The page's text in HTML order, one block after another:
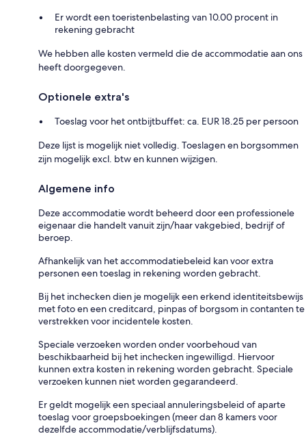
Er wordt een toeristenbelasting van 10.00 procent in
rekening gebracht
We hebben alle kosten vermeld die de accommodatie aan ons
heeft doorgegeven.
Optionele extra's
Toeslag voor het ontbijtbuffet: ca. EUR 18.25 per persoon
Deze lijst is mogelijk niet volledig. Toeslagen en borgsommen
zijn mogelijk excl. btw en kunnen wijzigen.
Algemene info
Deze accommodatie wordt beheerd door een professionele
eigenaar die handelt vanuit zijn/haar vakgebied, bedrijf of
beroep.
Afhankelijk van het accommodatiebeleid kan voor extra
personen een toeslag in rekening worden gebracht.
Bij het inchecken dien je mogelijk een erkend identiteitsbewijs
met foto en een creditcard, pinpas of borgsom in contanten te
verstrekken voor incidentele kosten.
Speciale verzoeken worden onder voorbehoud van
beschikbaarheid bij het inchecken ingewilligd. Hiervoor
kunnen extra kosten in rekening worden gebracht. Speciale
verzoeken kunnen niet worden gegarandeerd.
Er geldt mogelijk een speciaal annuleringsbeleid of aparte
toeslag voor groepsboekingen (meer dan 8 kamers voor
dezelfde accommodatie/verblijfsdatums).